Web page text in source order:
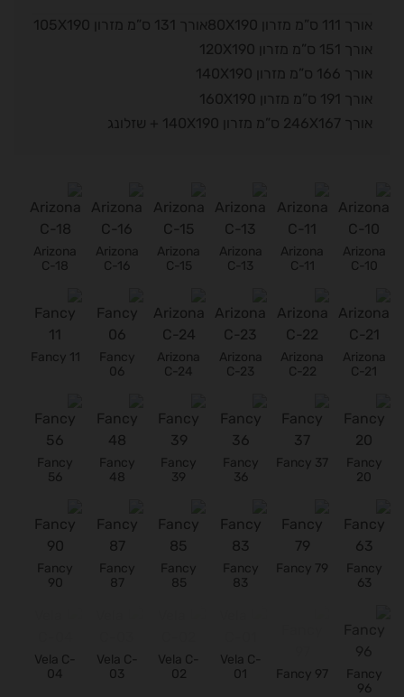
אורך 111 ס”מ מזרון 80X190אורך 131 ס”מ מזרון 105X190
אורך 151 ס”מ מזרון 120X190
אורך 166 ס”מ מזרון 140X190
אורך 191 ס”מ מזרון 160X190
אורך 246X167 ס”מ מזרון 140X190 + שזלונג
Arizona
C-10
Arizona
C-11
Arizona
C-13
Arizona
C-15
Arizona
C-16
Arizona
C-18
Arizona
C-21
Arizona
C-22
Arizona
C-23
Arizona
C-24
Fancy
06
Fancy 11
Fancy
20
Fancy 37
Fancy
36
Fancy
39
Fancy
48
Fancy
56
Fancy
63
Fancy 79
Fancy
83
Fancy
85
Fancy
87
Fancy
90
Fancy
96
Fancy 97
Vela C-
01
Vela C-
02
Vela C-
03
Vela C-
04